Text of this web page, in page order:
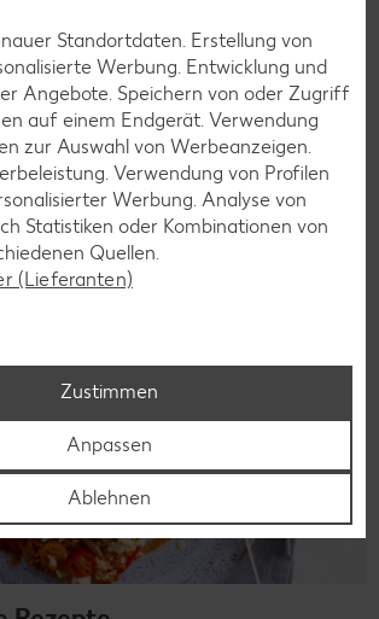
muss dich kulinarisch nicht ausbremsen,
ohne. Unsere laktosefreien Rezepte
den Tisch – für große und kleine
oder das Abendessen.
Rezepte entdecken
Standortdaten. Erstellung von
Werbung. Entwicklung und
Angebote. Speichern von oder Zugriff
auf einem Endgerät. Verwendung
zur Auswahl von Werbeanzeigen.
Verwendung von Profilen
Werbung. Analyse von
Statistiken oder Kombinationen von
Quellen.
(Lieferanten)
Zustimmen
Anpassen
Ablehnen